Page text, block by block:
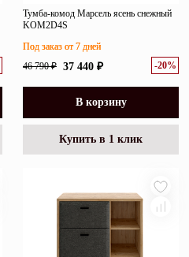
Тумба-комод Марсель ясень снежный
KOM2D4S
46 790 ₽ 37 440 ₽ -20%
Под заказ от 7 дней
В корзину
Купить в 1 клик